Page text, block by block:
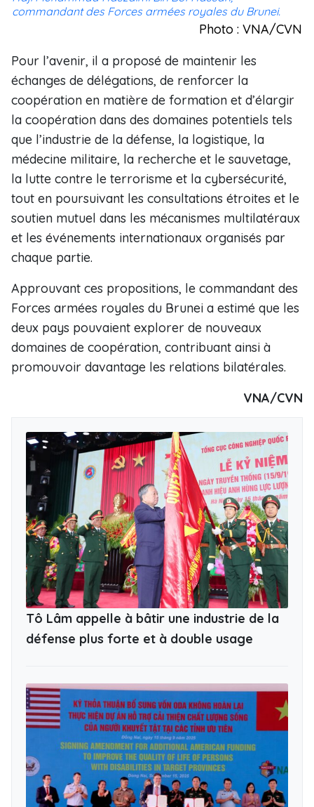
commandant des Forces armées royales du Brunei.
Photo : VNA/CVN
Pour l’avenir, il a proposé de maintenir les
échanges de délégations, de renforcer la
coopération en matière de formation et d’élargir
la coopération dans des domaines potentiels tels
que l’industrie de la défense, la logistique, la
médecine militaire, la recherche et le sauvetage,
la lutte contre le terrorisme et la cybersécurité,
tout en poursuivant les consultations étroites et le
soutien mutuel dans les mécanismes multilatéraux
et les événements internationaux organisés par
chaque partie.
Approuvant ces propositions, le commandant des
Forces armées royales du Brunei a estimé que les
deux pays pouvaient explorer de nouveaux
domaines de coopération, contribuant ainsi à
promouvoir davantage les relations bilatérales.
VNA/CVN
Tô Lâm appelle à bâtir une industrie de la
défense plus forte et à double usage